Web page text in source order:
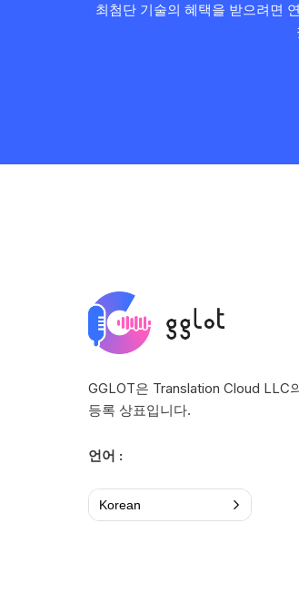
최첨단 기술의 혜택을 받으려면
GGLOT은 Translation Cloud LLC
등록 상표입니다.
언어 :
Korean